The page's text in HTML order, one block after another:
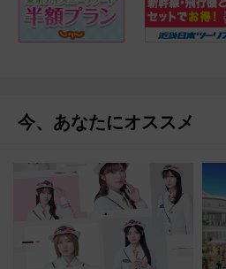
今、あなたにオススメ